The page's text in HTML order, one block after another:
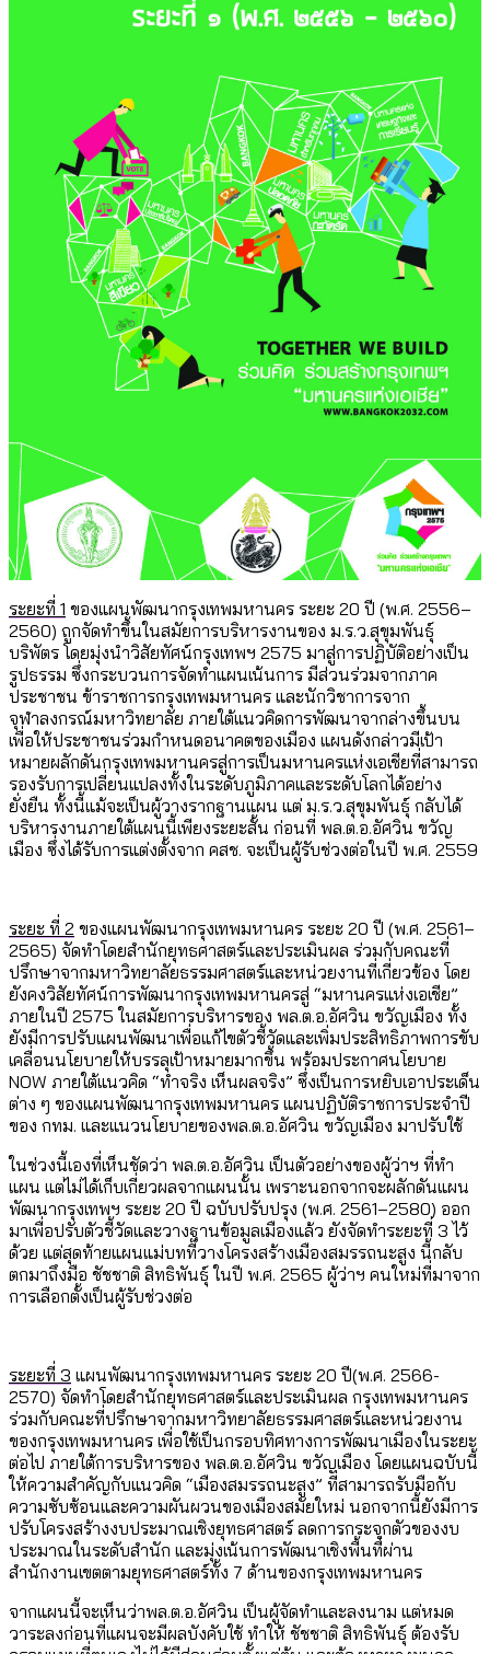
ระยะที่ 1 ของแผนพัฒนากรุงเทพมหานคร ระยะ 20 ปี (พ.ศ. 2556–
2560) ถูกจัดทำขึ้นในสมัยการบริหารงานของ ม.ร.ว.สุขุมพันธุ์
บริพัตร โดยมุ่งนำวิสัยทัศน์กรุงเทพฯ 2575 มาสู่การปฏิบัติอย่างเป็น
รูปธรรม ซึ่งกระบวนการจัดทำแผนเน้นการ มีส่วนร่วมจากภาค
ประชาชน ข้าราชการกรุงเทพมหานคร และนักวิชาการจาก
จุฬาลงกรณ์มหาวิทยาลัย ภายใต้แนวคิดการพัฒนาจากล่างขึ้นบน
เพื่อให้ประชาชนร่วมกำหนดอนาคตของเมือง แผนดังกล่าวมีเป้า
หมายผลักดันกรุงเทพมหานครสู่การเป็นมหานครแห่งเอเชียที่สามารถ
รองรับการเปลี่ยนแปลงทั้งในระดับภูมิภาคและระดับโลกได้อย่าง
ยั่งยืน ทั้งนี้แม้จะเป็นผู้วางรากฐานแผน แต่ ม.ร.ว.สุขุมพันธุ์ กลับได้
บริหารงานภายใต้แผนนี้เพียงระยะสั้น ก่อนที่ พล.ต.อ.อัศวิน ขวัญ
เมือง ซึ่งได้รับการแต่งตั้งจาก คสช. จะเป็นผู้รับช่วงต่อในปี พ.ศ. 2559
ระยะ ที่ 2 ของแผนพัฒนากรุงเทพมหานคร ระยะ 20 ปี (พ.ศ. 2561–
2565) จัดทำโดยสำนักยุทธศาสตร์และประเมินผล ร่วมกับคณะที่
ปรึกษาจากมหาวิทยาลัยธรรมศาสตร์และหน่วยงานที่เกี่ยวข้อง โดย
ยังคงวิสัยทัศน์การพัฒนากรุงเทพมหานครสู่ “มหานครแห่งเอเชีย”
ภายในปี 2575 ในสมัยการบริหารของ พล.ต.อ.อัศวิน ขวัญเมือง ทั้ง
ยังมีการปรับแผนพัฒนาเพื่อแก้ไขตัวชี้วัดและเพิ่มประสิทธิภาพการขับ
เคลื่อนนโยบายให้บรรลุเป้าหมายมากขึ้น พร้อมประกาศนโยบาย
NOW ภายใต้แนวคิด “ทำจริง เห็นผลจริง” ซึ่งเป็นการหยิบเอาประเด็น
ต่าง ๆ ของแผนพัฒนากรุงเทพมหานคร แผนปฏิบัติราชการประจำปี
ของ กทม. และแนวนโยบายของพล.ต.อ.อัศวิน ขวัญเมือง มาปรับใช้
ในช่วงนี้เองที่เห็นชัดว่า พล.ต.อ.อัศวิน เป็นตัวอย่างของผู้ว่าฯ ที่ทำ
แผน แต่ไม่ได้เก็บเกี่ยวผลจากแผนนั้น เพราะนอกจากจะผลักดันแผน
พัฒนากรุงเทพฯ ระยะ 20 ปี ฉบับปรับปรุง (พ.ศ. 2561–2580) ออก
มาเพื่อปรับตัวชี้วัดและวางฐานข้อมูลเมืองแล้ว ยังจัดทำระยะที่ 3 ไว้
ด้วย แต่สุดท้ายแผนแม่บทที่วางโครงสร้างเมืองสมรรถนะสูง นี้กลับ
ตกมาถึงมือ ชัชชาติ สิทธิพันธุ์ ในปี พ.ศ. 2565 ผู้ว่าฯ คนใหม่ที่มาจาก
การเลือกตั้งเป็นผู้รับช่วงต่อ
ระยะที่ 3 แผนพัฒนากรุงเทพมหานคร ระยะ 20 ปี(พ.ศ. 2566-
2570) จัดทำโดยสำนักยุทธศาสตร์และประเมินผล กรุงเทพมหานคร
ร่วมกับคณะที่ปรึกษาจากมหาวิทยาลัยธรรมศาสตร์และหน่วยงาน
ของกรุงเทพมหานคร เพื่อใช้เป็นกรอบทิศทางการพัฒนาเมืองในระยะ
ต่อไป ภายใต้การบริหารของ พล.ต.อ.อัศวิน ขวัญเมือง โดยแผนฉบับนี้
ให้ความสำคัญกับแนวคิด “เมืองสมรรถนะสูง” ที่สามารถรับมือกับ
ความซับซ้อนและความผันผวนของเมืองสมัยใหม่ นอกจากนี้ยังมีการ
ปรับโครงสร้างงบประมาณเชิงยุทธศาสตร์ ลดการกระจุกตัวของงบ
ประมาณในระดับสำนัก และมุ่งเน้นการพัฒนาเชิงพื้นที่ผ่าน
สำนักงานเขตตามยุทธศาสตร์ทั้ง 7 ด้านของกรุงเทพมหานคร
จากแผนนี้จะเห็นว่าพล.ต.อ.อัศวิน เป็นผู้จัดทำและลงนาม แต่หมด
วาระลงก่อนที่แผนจะมีผลบังคับใช้ ทำให้ ชัชชาติ สิทธิพันธุ์ ต้องรับ